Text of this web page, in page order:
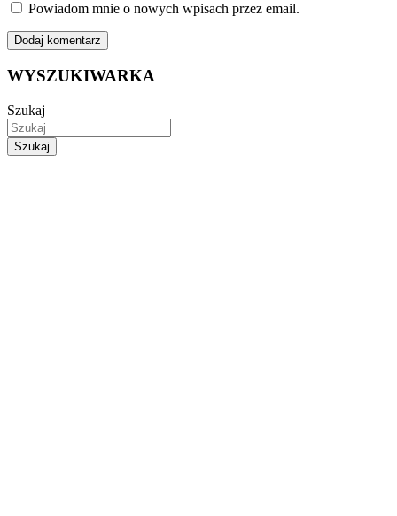
Powiadom mnie o nowych wpisach przez email.
WYSZUKIWARKA
Szukaj
Szukaj